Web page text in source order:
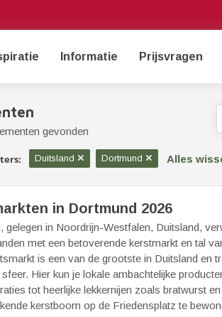
Informatie Prijsvragen
gevonden
Duitsland Dortmund Alles
in Dortmund 2026
gelegen in Noordrijn-Westfalen, Duitsland,
met een betoverende kerstmarkt en tal
is een van de grootste in Duitsland en
Hier kun je lokale ambachtelijke
tot heerlijke lekkernijen zoals bratwurst
kerstboom op de Friedensplatz te